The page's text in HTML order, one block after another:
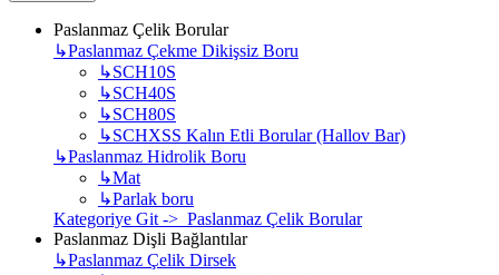
Paslanmaz Çelik Borular
↳Paslanmaz Çekme Dikişsiz Boru
↳SCH10S
↳SCH40S
↳SCH80S
↳SCHXSS Kalın Etli Borular (Hallov Bar)
↳Paslanmaz Hidrolik Boru
↳Mat
↳Parlak boru
Kategoriye Git -> Paslanmaz Çelik Borular
Paslanmaz Dişli Bağlantılar
↳Paslanmaz Çelik Dirsek